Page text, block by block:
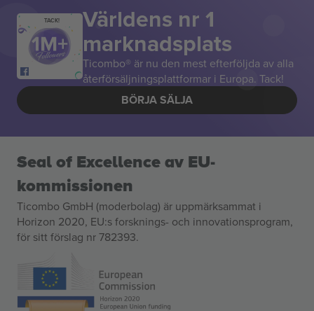
TACK! Världens nr 1
marknadsplats
Ticombo® är nu den mest efterföljda av alla
återförsäljningsplattformar i Europa. Tack!
BÖRJA SÄLJA
Seal of Excellence av EU-
kommissionen
Ticombo GmbH (moderbolag) är uppmärksammat i
Horizon 2020, EU:s forsknings- och innovationsprogram,
för sitt förslag nr 782393.